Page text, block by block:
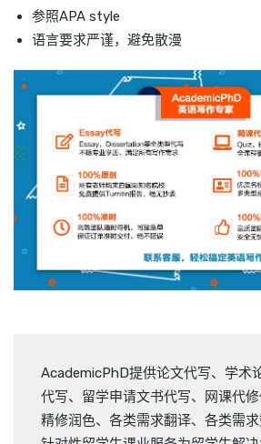
参照APA style
语言要求严谨，避免散漫
AcademicPhD提供论文代写、 学术
代写、 留学申请文书代写、 网课代
精修润色、 各类需求翻译、 各类需